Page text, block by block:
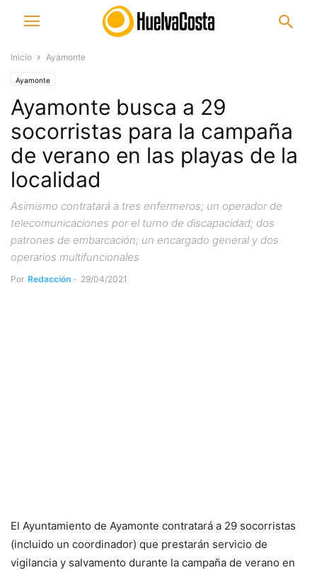
Inicio Ayamonte
Ayamonte
Ayamonte busca a 29
socorristas para la campaña
de verano en las playas de la
localidad
Asimismo contratará a tres enfermeros; un operador de
telecomunicaciones por el turno de discapacidad; dos
patrones de embarcación; un encargado general y dos
operarios multifuncionales
Por Redacción - 29/04/2021
El Ayuntamiento de Ayamonte contratará a 29 socorristas
(incluido un coordinador) que prestarán servicio de
vigilancia y salvamento durante la campaña de verano en